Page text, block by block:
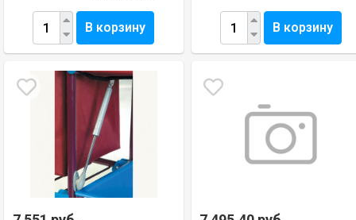
В корзину В корзину